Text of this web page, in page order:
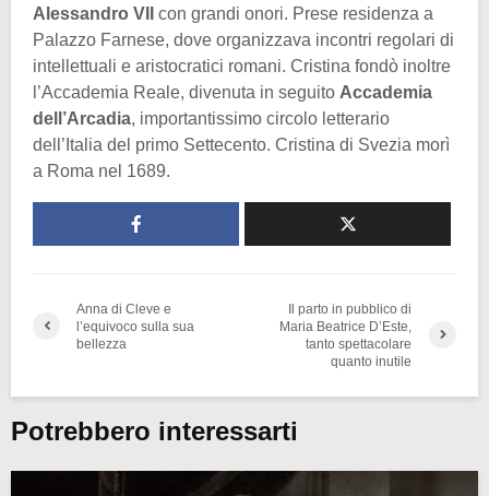
Alessandro VII
con grandi onori. Prese residenza a
Palazzo Farnese, dove organizzava incontri regolari di
intellettuali e aristocratici romani. Cristina fondò inoltre
l’Accademia Reale, divenuta in seguito Accademia
dell’Arcadia, importantissimo circolo letterario
dell’Italia del primo Settecento. Cristina di Svezia morì
a Roma nel 1689.
Anna di Cleve e
l’equivoco sulla sua
bellezza
Il parto in pubblico di
Maria Beatrice D’Este,
tanto spettacolare
quanto inutile
Potrebbero interessarti